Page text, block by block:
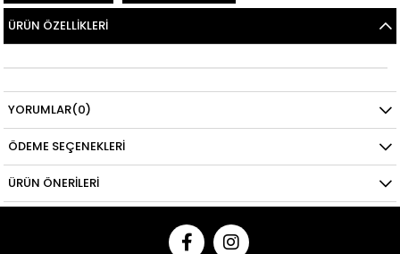
ÜRÜN ÖZELLIKLERI
YORUMLAR(0)
ÖDEME SEÇENEKLERI
ÜRÜN ÖNERILERI